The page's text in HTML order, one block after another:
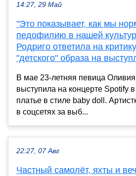
14:27, 29 Май
"Это показывает, как мы
педофилию в нашей
Родриго ответила на
"детского" образа на
В мае 23-летняя певица
выступила на концерте Spotify
платье в стиле baby doll.
в соцсетях за выб...
22:27, 07 Авг
Частный самолёт, яхты и